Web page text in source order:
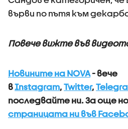
върви по пътя към
Повече вижте във
Новините на NOVA- вече
вInstagram, Twitter,
последвайте ни.За още
страницата ни във